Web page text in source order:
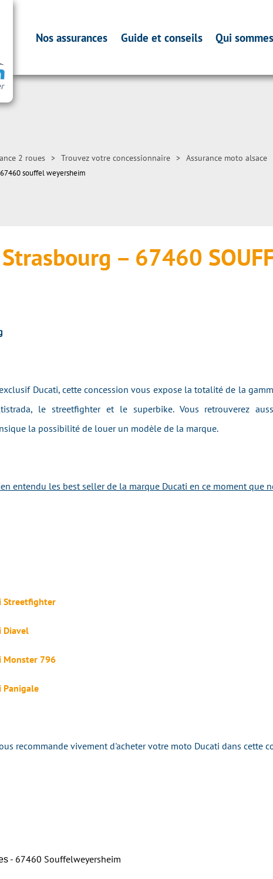
Nos assurances Guide et conseils Qui
2 roues > Trouvez votre concessionnaire > Assurance moto alsace
souffel weyersheim
– 67460
Ducati, cette concession vous expose la totalité de la
le streetfighter et le superbike. Vous retrouverez
la possibilité de louer un modèle de la marque.
entendu les best seller de la marque Ducati en ce moment que
Streetfighter
Diavel
Monster 796
Panigale
recommande vivement d'acheter votre moto Ducati dans cette
- 67460 Souffelweyersheim